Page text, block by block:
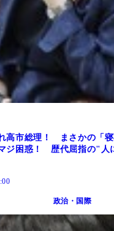
高市総理！ まさかの「
ジ困惑！ 歴代屈指の"人
政治・国際